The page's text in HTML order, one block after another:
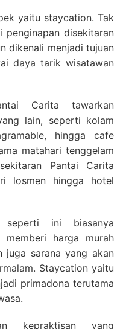
yaitu staycation. Tak
disekitaran
dikenali menjadi tujuan
daya tarik wisatawan
Carita tawarkan
lain, seperti kolam
hingga cafe
matahari tenggelam
Pantai Carita
losmen hingga hotel
ini biasanya
harga murah
juga sarana yang akan
Staycation yaitu
primadona terutama
kepraktisan yang